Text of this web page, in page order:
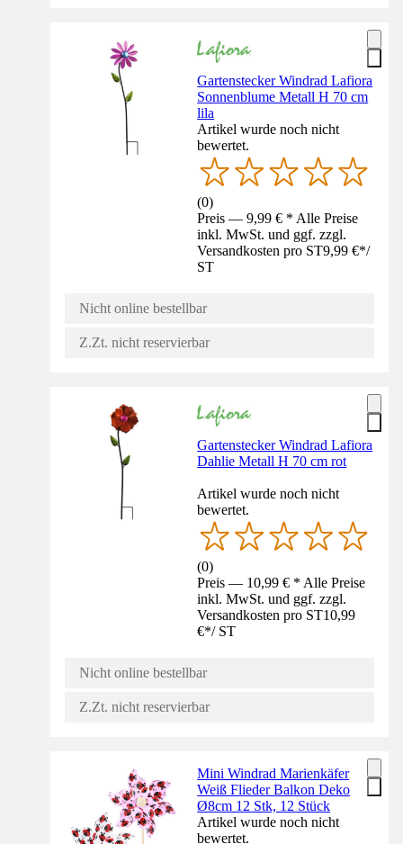
Gartenstecker Windrad Lafiora
Sonnenblume Metall H 70 cm
lila
Artikel wurde noch nicht
bewertet.
(0)
Preis — 9,99 € * Alle Preise
inkl. MwSt. und ggf. zzgl.
Versandkosten pro ST9,99 €*/
ST
Nicht online bestellbar
Z.Zt. nicht reservierbar
Gartenstecker Windrad Lafiora
Dahlie Metall H 70 cm rot
Artikel wurde noch nicht
bewertet.
(0)
Preis — 10,99 € * Alle Preise
inkl. MwSt. und ggf. zzgl.
Versandkosten pro ST10,99
€*/ ST
Nicht online bestellbar
Z.Zt. nicht reservierbar
Mini Windrad Marienkäfer
Weiß Flieder Balkon Deko
Ø8cm 12 Stk, 12 Stück
Artikel wurde noch nicht
bewertet.